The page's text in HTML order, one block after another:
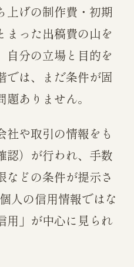
上げの制作費・初期
まった出稿費の山を
自分の立場と目的を
では、まだ条件が固
ありません。
社や取引の情報をも
認）が行われ、手数
などの条件が提示さ
人の信用情報ではな
用」が中心に見られ